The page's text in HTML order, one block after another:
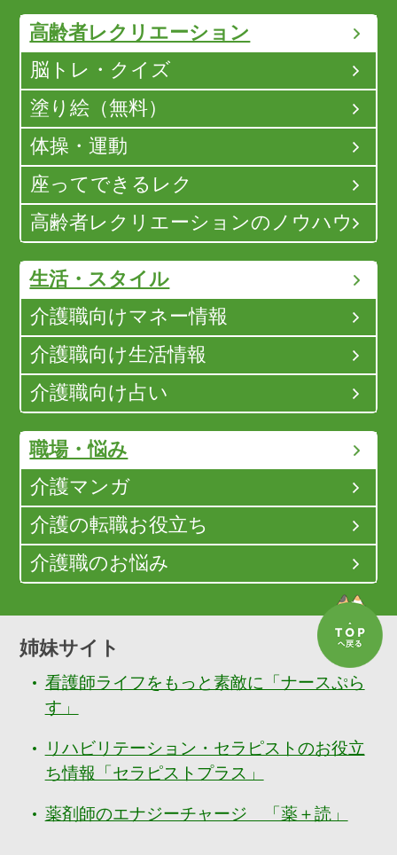
高齢者レクリエーション
脳トレ・クイズ
塗り絵（無料）
体操・運動
座ってできるレク
高齢者レクリエーションのノウハウ
生活・スタイル
介護職向けマネー情報
介護職向け生活情報
介護職向け占い
職場・悩み
介護マンガ
介護の転職お役立ち
介護職のお悩み
姉妹サイト
看護師ライフをもっと素敵に「ナースぷら
す」
リハビリテーション・セラピストのお役立
ち情報「セラピストプラス」
薬剤師のエナジーチャージ 「薬＋読」